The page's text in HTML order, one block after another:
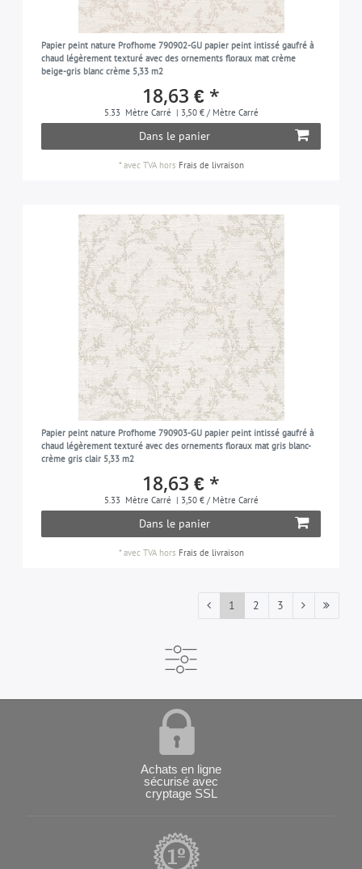
Papier peint nature Profhome 790902-GU papier peint intissé gaufré à
chaud légèrement texturé avec des ornements floraux mat crème
beige-gris blanc crème 5,33 m2
18,63 € *
5.33 Mètre Carré | 3,50 € / Mètre Carré
Dans le panier
*avec TVAhors Frais de livraison
Papier peint nature Profhome 790903-GU papier peint intissé gaufré à
chaud légèrement texturé avec des ornements floraux mat gris blanc-
crème gris clair 5,33 m2
18,63 € *
5.33 Mètre Carré | 3,50 € / Mètre Carré
Dans le panier
*avec TVAhors Frais de livraison
1 2 3
Achats en ligne
sécurisé avec
cryptage SSL